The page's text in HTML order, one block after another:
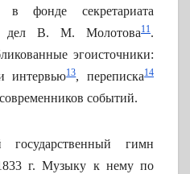
в фонде секретариата
дел В. М. Молотова11.
эгоисточники:
интервью13, переписка14
событий.
гимн
г. Музыку к нему по